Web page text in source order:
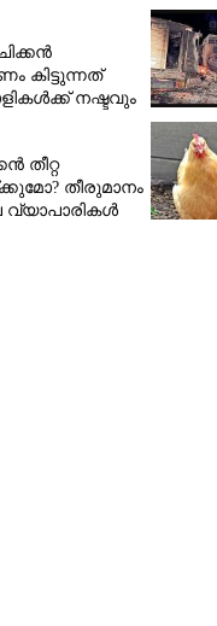
കിട്ടുന്നത്
നഷ്ടവും
തീറ്റ
തീരുമാനം
വ്യാപാരികൾ